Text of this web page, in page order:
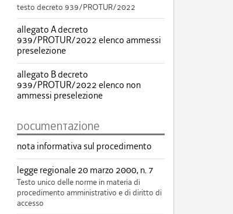
testo decreto 939/PROTUR/2022
allegato A decreto
939/PROTUR/2022 elenco ammessi
preselezione
allegato B decreto
939/PROTUR/2022 elenco non
ammessi preselezione
documentazione
nota informativa sul procedimento
legge regionale 20 marzo 2000, n. 7
Testo unico delle norme in materia di
procedimento amministrativo e di diritto di
accesso